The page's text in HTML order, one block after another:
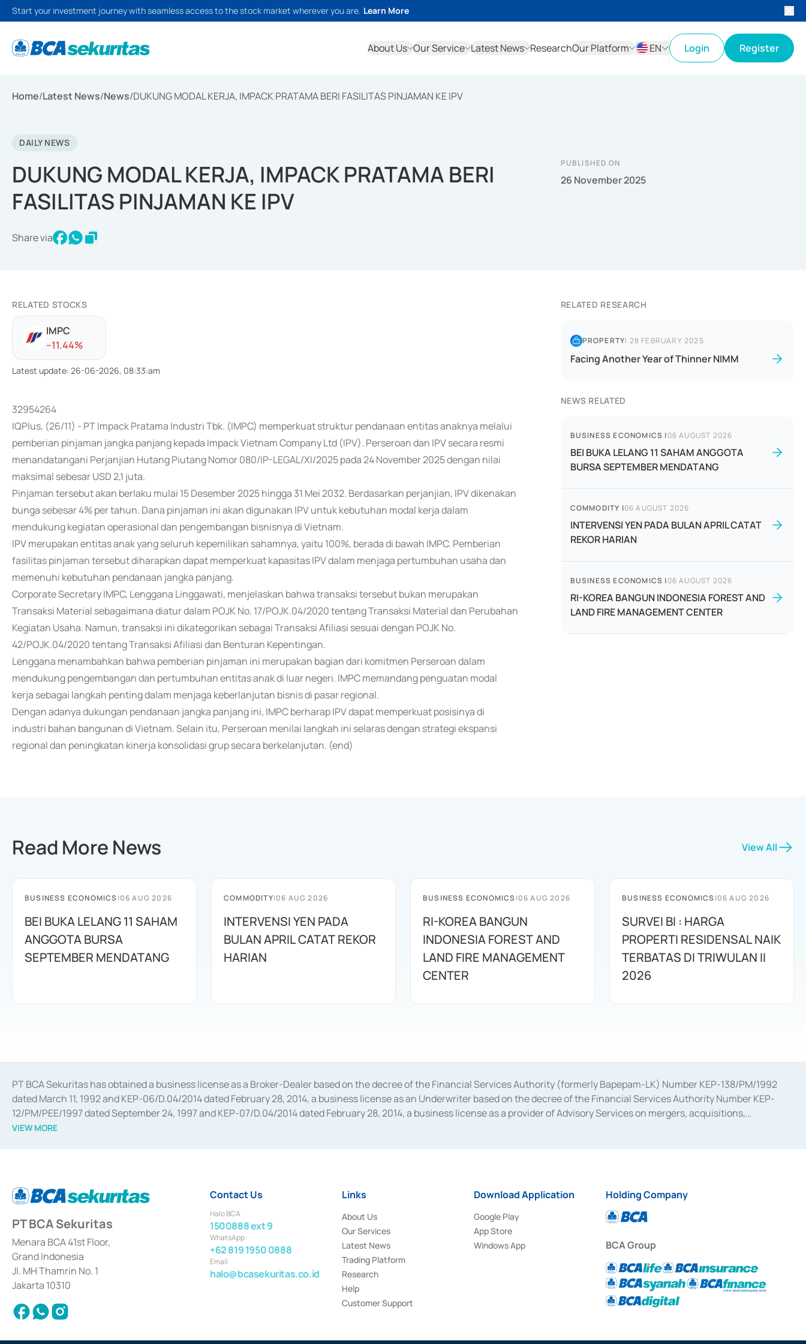
Start your investment journey with seamless access to the stock market wherever you are. Learn More
About Us Our Service Latest News ResearchOur Platform
EN
Login Register
Home/Latest News/News/DUKUNG MODAL KERJA, IMPACK PRATAMA BERI FASILITAS PINJAMAN KE IPV
DAILY NEWS
DUKUNG MODAL KERJA, IMPACK PRATAMA BERI
FASILITAS PINJAMAN KE IPV
Share via
PUBLISHED ON
26 November 2025
RELATED STOCKS
IMPC
--11.44%
Latest update: 26-06-2026, 08:33:am
32954264
IQPlus, (26/11) - PT Impack Pratama Industri Tbk. (IMPC) memperkuat struktur pendanaan entitas anaknya melalui
pemberian pinjaman jangka panjang kepada Impack Vietnam Company Ltd (IPV). Perseroan dan IPV secara resmi
menandatangani Perjanjian Hutang Piutang Nomor 080/IP-LEGAL/XI/2025 pada 24 November 2025 dengan nilai
maksimal sebesar USD 2,1 juta.
Pinjaman tersebut akan berlaku mulai 15 Desember 2025 hingga 31 Mei 2032. Berdasarkan perjanjian, IPV dikenakan
bunga sebesar 4% per tahun. Dana pinjaman ini akan digunakan IPV untuk kebutuhan modal kerja dalam
mendukung kegiatan operasional dan pengembangan bisnisnya di Vietnam.
IPV merupakan entitas anak yang seluruh kepemilikan sahamnya, yaitu 100%, berada di bawah IMPC. Pemberian
fasilitas pinjaman tersebut diharapkan dapat memperkuat kapasitas IPV dalam menjaga pertumbuhan usaha dan
memenuhi kebutuhan pendanaan jangka panjang.
Corporate Secretary IMPC, Lenggana Linggawati, menjelaskan bahwa transaksi tersebut bukan merupakan
Transaksi Material sebagaimana diatur dalam POJK No. 17/POJK.04/2020 tentang Transaksi Material dan Perubahan
Kegiatan Usaha. Namun, transaksi ini dikategorikan sebagai Transaksi Afiliasi sesuai dengan POJK No.
42/POJK.04/2020 tentang Transaksi Afiliasi dan Benturan Kepentingan.
Lenggana menambahkan bahwa pemberian pinjaman ini merupakan bagian dari komitmen Perseroan dalam
mendukung pengembangan dan pertumbuhan entitas anak di luar negeri. IMPC memandang penguatan modal
kerja sebagai langkah penting dalam menjaga keberlanjutan bisnis di pasar regional.
Dengan adanya dukungan pendanaan jangka panjang ini, IMPC berharap IPV dapat memperkuat posisinya di
industri bahan bangunan di Vietnam. Selain itu, Perseroan menilai langkah ini selaras dengan strategi ekspansi
regional dan peningkatan kinerja konsolidasi grup secara berkelanjutan. (end)
RELATED RESEARCH
PROPERTY| 28 FEBRUARY 2025
Facing Another Year of Thinner NIMM
NEWS RELATED
BUSINESS ECONOMICS |06 AUGUST 2026
BEI BUKA LELANG 11 SAHAM ANGGOTA
BURSA SEPTEMBER MENDATANG
COMMODITY |06 AUGUST 2026
INTERVENSI YEN PADA BULAN APRIL CATAT
REKOR HARIAN
BUSINESS ECONOMICS |06 AUGUST 2026
RI-KOREA BANGUN INDONESIA FOREST AND
LAND FIRE MANAGEMENT CENTER
Read More News View All
BUSINESS ECONOMICS|06 AUG 2026
BEI BUKA LELANG 11 SAHAM
ANGGOTA BURSA
SEPTEMBER MENDATANG
COMMODITY|06 AUG 2026
INTERVENSI YEN PADA
BULAN APRIL CATAT REKOR
HARIAN
BUSINESS ECONOMICS|06 AUG 2026
RI-KOREA BANGUN
INDONESIA FOREST AND
LAND FIRE MANAGEMENT
CENTER
BUSINESS ECONOMICS|06 AUG 2026
SURVEI BI : HARGA
PROPERTI RESIDENSAL NAIK
TERBATAS DI TRIWULAN II
2026
PT BCA Sekuritas has obtained a business license as a Broker-Dealer based on the decree of the Financial Services Authority (formerly Bapepam-LK) Number KEP-138/PM/1992
dated March 11, 1992 and KEP-06/D.04/2014 dated February 28, 2014, a business license as an Underwriter based on the decree of the Financial Services Authority Number KEP-
12/PM/PEE/1997 dated September 24, 1997 and KEP-07/D.04/2014 dated February 28, 2014, a business license as a provider of Advisory Services on mergers, acquisitions,
divestments, and joint ventures based on the decree of the Financial Services Authority Number S-67/PM.21/2014 dated February 28, 2014, a business license as a provider of
Settlement of Commercial Paper Transactions whose license was issued in 2018.
VIEW MORE
PT BCA Sekuritas
Menara BCA 41st Floor,
Grand Indonesia
Jl. MH Thamrin No. 1
Jakarta 10310
Contact Us
Halo BCA
1500888 ext 9
WhatsApp
+62 819 1950 0888
Email
halo@bcasekuritas.co.id
Links
About Us
Our Services
Latest News
Trading Platform
Research
Help
Customer Support
Download Application
Google Play
App Store
Windows App
Holding Company
BCA Group